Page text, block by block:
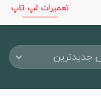
تعمیرات لپ تاپ